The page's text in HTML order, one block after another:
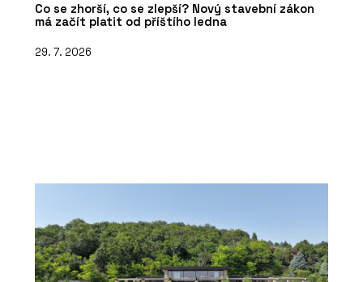
Co se zhorší, co se zlepší? Nový stavební zákon
má začít platit od příštího ledna
29. 7. 2026